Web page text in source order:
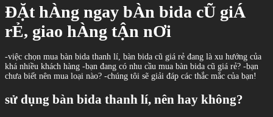
ĐẶt hÀng ngay bÀn bida cŨ giÁ
rẺ, giao hÀng tẬn nƠi
-việc chọn mua bàn bida thanh lí, bàn bida cũ giá rẻ đang là xu hướng của
khá nhiều khách hàng -bạn đang có nhu cầu mua bàn bida cũ giá rẻ? -bạn
chưa biết nên mua loại nào? -chúng tôi sẽ giải đáp các thắc mắc của bạn!
sử dụng bàn bida thanh lí, nên hay không?